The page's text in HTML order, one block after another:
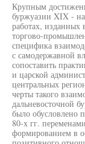
Крупным
буржуазии XIX -
работах, изданных
торгово-
специфика
с самодержавной
сопоставить
и царской
центральных
черты такого
дальневосточной
было обусловлено
80-х гг.
формированием в